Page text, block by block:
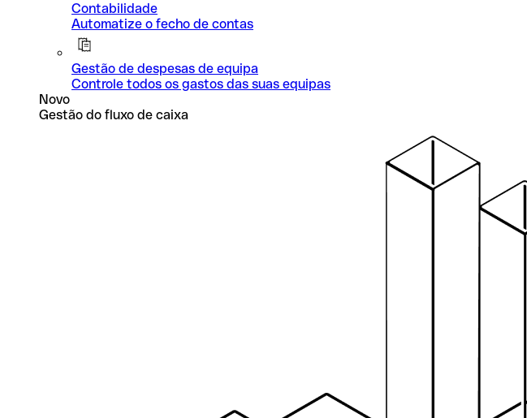
Contabilidade
Automatize o fecho de contas
Gestão de despesas de equipa
Controle todos os gastos das suas equipas
Novo
Gestão do fluxo de caixa